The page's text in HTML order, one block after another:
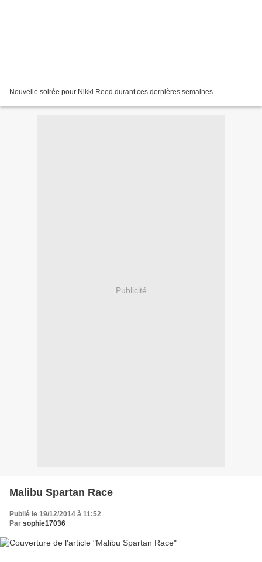
Nouvelle soirée pour Nikki Reed durant ces dernières semaines.
Publicité
Malibu Spartan Race
Publié le 19/12/2014 à 11:52
Par sophie17036